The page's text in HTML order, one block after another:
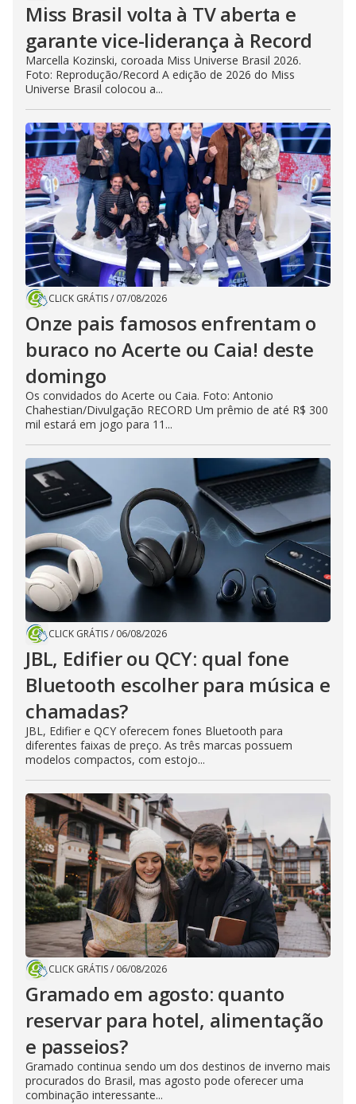
Miss Brasil volta à TV aberta e
garante vice-liderança à Record
Marcella Kozinski, coroada Miss Universe Brasil 2026.
Foto: Reprodução/Record A edição de 2026 do Miss
Universe Brasil colocou a...
CLICK GRÁTIS/ 07/08/2026
Onze pais famosos enfrentam o
buraco no Acerte ou Caia! deste
domingo
Os convidados do Acerte ou Caia. Foto: Antonio
Chahestian/Divulgação RECORD Um prêmio de até R$ 300
mil estará em jogo para 11...
CLICK GRÁTIS/ 06/08/2026
JBL, Edifier ou QCY: qual fone
Bluetooth escolher para música e
chamadas?
JBL, Edifier e QCY oferecem fones Bluetooth para
diferentes faixas de preço. As três marcas possuem
modelos compactos, com estojo...
CLICK GRÁTIS/ 06/08/2026
Gramado em agosto: quanto
reservar para hotel, alimentação
e passeios?
Gramado continua sendo um dos destinos de inverno mais
procurados do Brasil, mas agosto pode oferecer uma
combinação interessante...